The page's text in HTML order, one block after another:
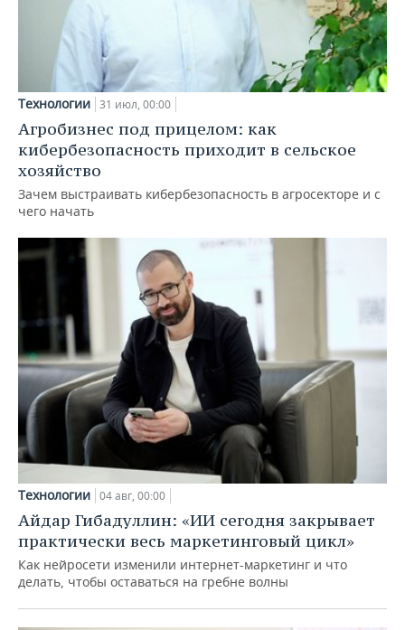
Технологии 31 июл, 00:00
Агробизнес под прицелом: как
кибербезопасность приходит в сельское
хозяйство
Зачем выстраивать кибербезопасность в агросекторе и с
чего начать
Технологии 04 авг, 00:00
Айдар Гибадуллин: «ИИ сегодня закрывает
практически весь маркетинговый цикл»
Как нейросети изменили интернет-маркетинг и что
делать, чтобы оставаться на гребне волны